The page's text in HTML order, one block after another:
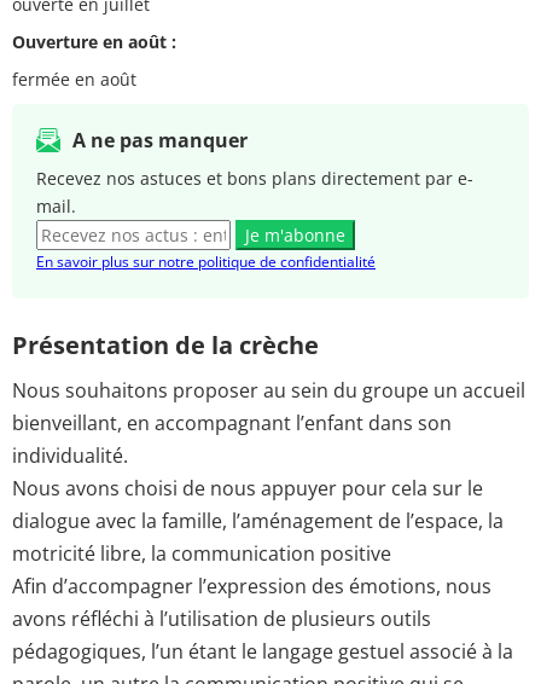
ouverte en juillet
Ouverture en août :
fermée en août
A ne pas manquer
Recevez nos astuces et bons plans directement par e-
mail.
Je m'abonne
En savoir plus sur notre politique de confidentialité
Présentation de la crèche
Nous souhaitons proposer au sein du groupe un accueil
bienveillant, en accompagnant l’enfant dans son
individualité.
Nous avons choisi de nous appuyer pour cela sur le
dialogue avec la famille, l’aménagement de l’espace, la
motricité libre, la communication positive
Afin d’accompagner l’expression des émotions, nous
avons réfléchi à l’utilisation de plusieurs outils
pédagogiques, l’un étant le langage gestuel associé à la